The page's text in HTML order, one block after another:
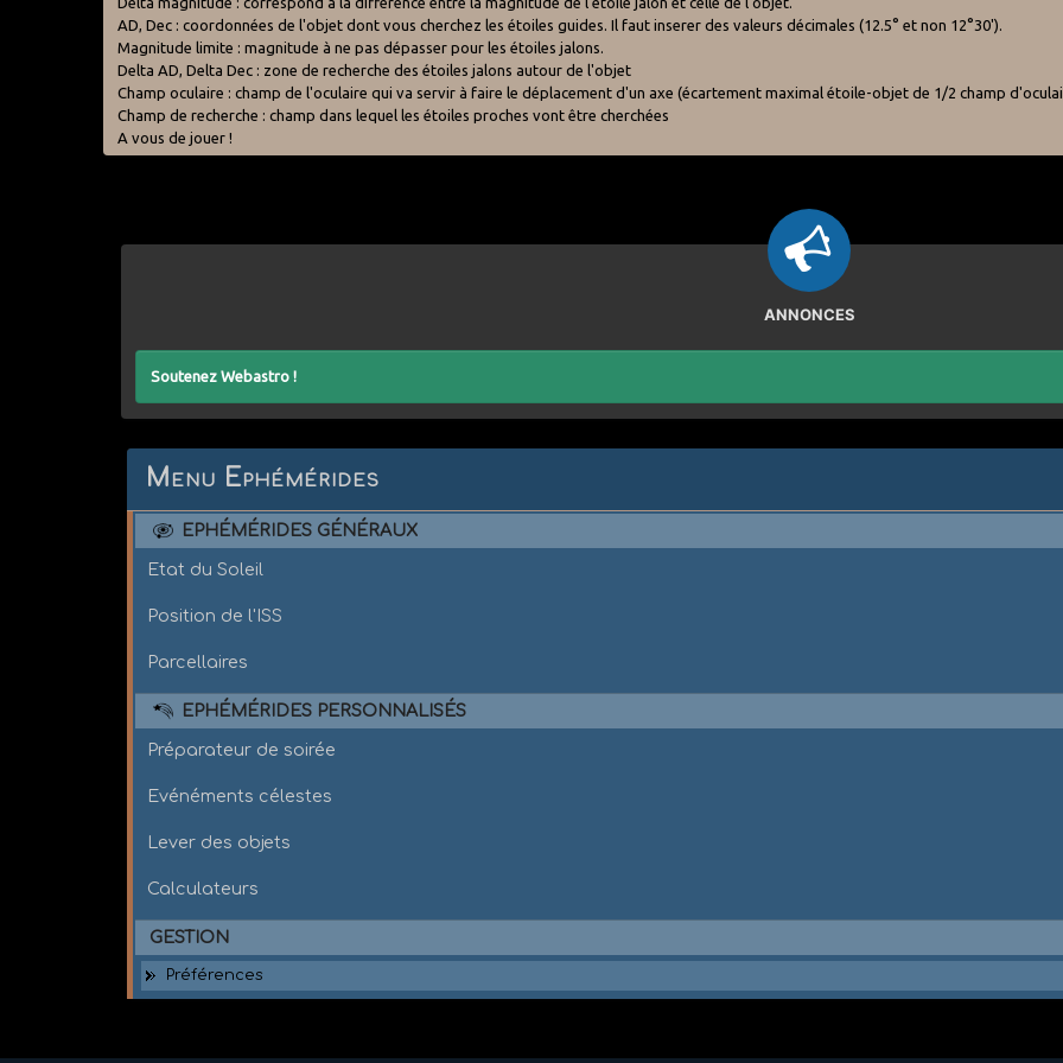
AD, Dec : coordonnées de l'objet dont vous cherchez les étoiles guides. Il faut inserer des valeurs décimales (12.5° et non 12°30').
Magnitude limite : magnitude à ne pas dépasser pour les étoiles jalons.
Delta AD, Delta Dec : zone de recherche des étoiles jalons autour de l'objet
Champ oculaire : champ de l'oculaire qui va servir à faire le déplacement d'un axe (écartement maximal étoile-objet de 1/2 champ
Champ de recherche : champ dans lequel les étoiles proches vont être cherchées
A vous de jouer !
ANNONCES
Soutenez Webastro !
Menu Ephémérides
EPHÉMÉRIDES GÉNÉRAUX
Etat du Soleil
Position de l'ISS
Parcellaires
EPHÉMÉRIDES PERSONNALISÉS
Préparateur de soirée
Evénéments célestes
Lever des objets
Calculateurs
GESTION
Préférences